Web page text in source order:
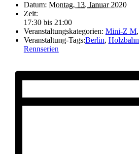
Datum: Montag, 13. Januar 2020
Zeit:
17:30 bis 21:00
Veranstaltungskategorien: Mini-Z M,
Veranstaltung-Tags:Berlin, Holzbahn
Rennserien